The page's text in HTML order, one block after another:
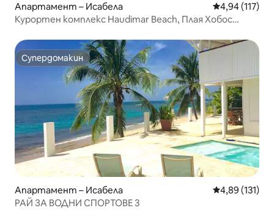
Апартамент – Исабела Средна
4,94 (117)
Курортен комплекс Haudimar Beach, Плая Хобос
Супердомакин
Супердомакин
Апартамент – Исабела Средна
4,89 (131)
РАЙ ЗА ВОДНИ СПОРТОВЕ 3